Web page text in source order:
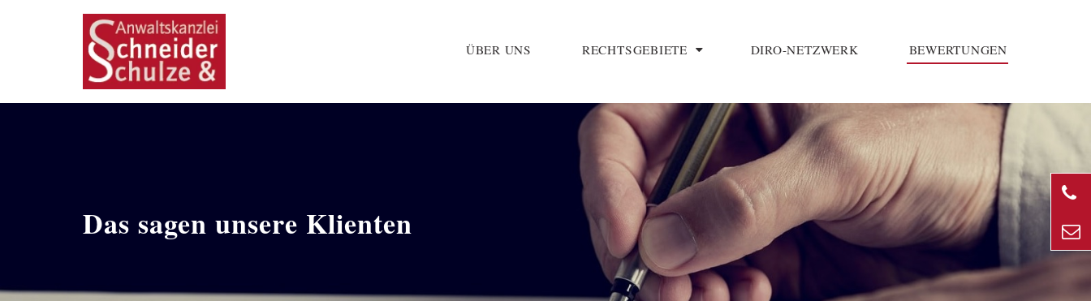
ÜBER UNS RECHTSGEBIETE DIRO-NETZWERK BEWERTUNGEN
Das sagen unsere Klienten